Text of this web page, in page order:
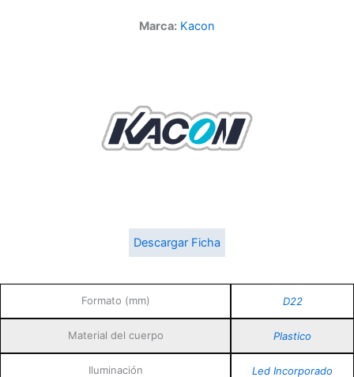
Marca: Kacon
Descargar Ficha
Formato (mm) D22
Material del cuerpo Plastico
Iluminación Led Incorporado